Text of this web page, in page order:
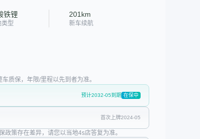
铁锂
类型
201km
新车续航
质保，年限/里程以先到者为准。
预计2032-05到期 在保中
首次上牌2024-05
政策存在差异，请您以当地4s店答复为准。